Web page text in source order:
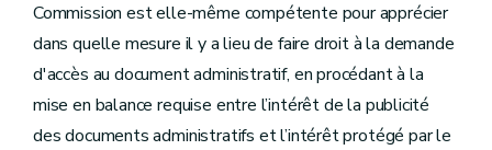
Commission est elle-même compétente pour apprécier
dans quelle mesure il y a lieu de faire droit à la demande
d'accès au document administratif, en procédant à la
mise en balance requise entre l’intérêt de la publicité
des documents administratifs et l’intérêt protégé par le